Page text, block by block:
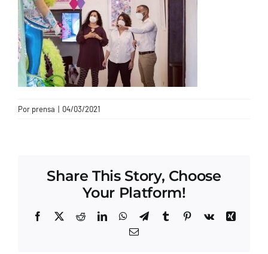
CONTACTO
Por prensa | 04/03/2021
Share This Story, Choose
Your Platform!
Facebook
X RedditLinkedInWhatsApp
TelegramTumblrPinterest
Vk
Xing
Correo